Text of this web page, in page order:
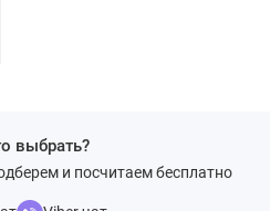
выбрать?
и посчитаем бесплатно